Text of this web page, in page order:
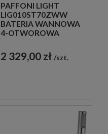
PAFFONI LIGHT
LIG010ST70ZWW
BATERIA WANNOWA
4-OTWOROWA
SZCZOTKOWANA
2 329,00 zł szt.